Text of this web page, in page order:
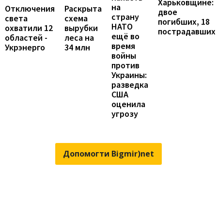
Отключения
света
охватили 12
областей -
Укрэнерго
Раскрыта
схема
вырубки
леса на
34 млн
на
страну
НАТО
ещё во
время
войны
против
Украины:
разведка
США
оценила
угрозу
Харьковщине:
двое
погибших, 18
пострадавших
Допомогти Bigmir)net